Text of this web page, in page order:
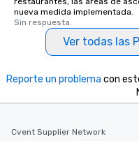
nueva medida implementada.
Sin respuesta.
Ver todas las
Reporte un problema con
Cvent Supplier Network